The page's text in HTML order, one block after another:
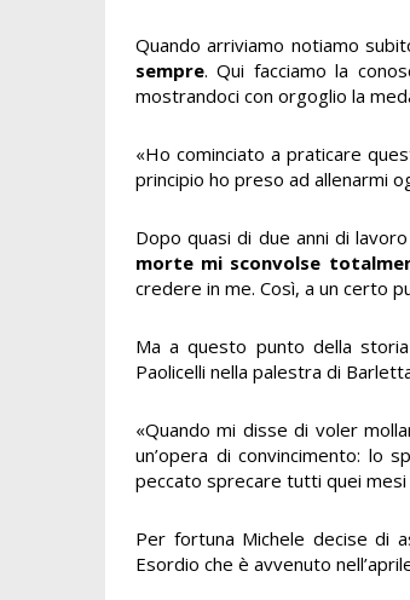
Quando arriviamo notiamo
sempre. Qui facciamo la
mostrandoci con orgoglio la
«Ho cominciato a praticare
principio ho preso ad allenarmi
Dopo quasi di due anni di
morte mi sconvolse
credere in me. Così, a un certo
Ma a questo punto della storia
Paolicelli nella palestra di
«Quando mi disse di voler
un’opera di convincimento: lo
peccato sprecare tutti quei mesi
Per fortuna Michele decise di
Esordio che è avvenuto